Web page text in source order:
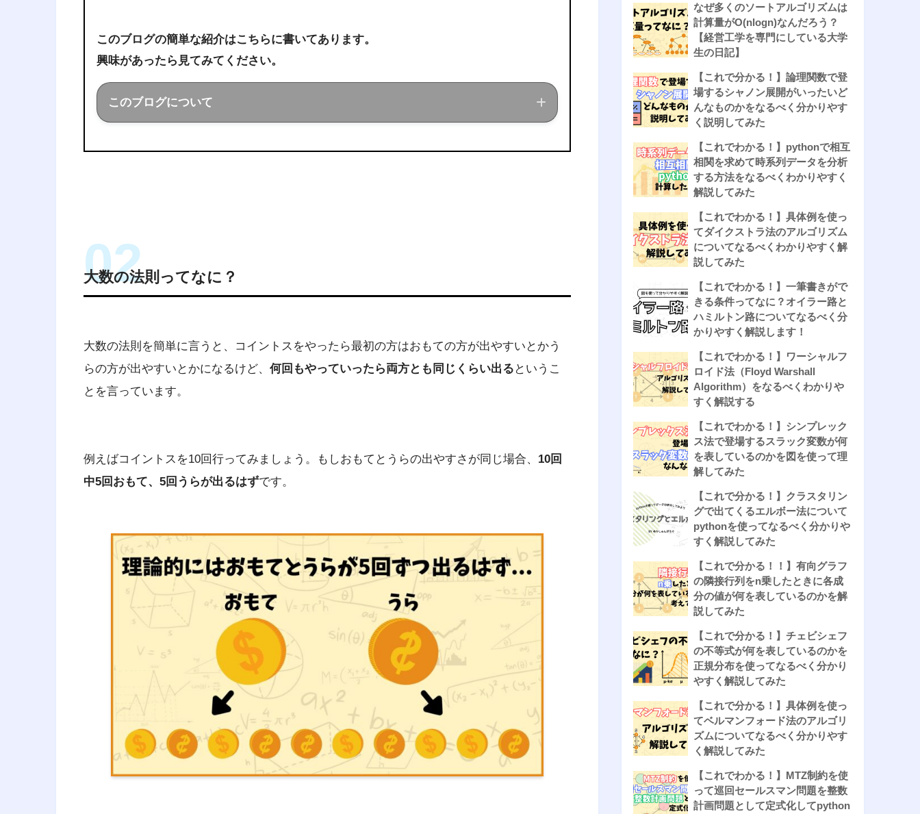
このブログの簡単な紹介はこちらに書いてあります。
興味があったら見てみてください。
このブログについて
活動である。そのシステムから得られる結果を明示し、予測し、評価するため
に、工学的な分析・設計の原理・方法とともに、数学、物理および社会科学の
引用元 :経営工学 – Wikipedia
経営、経済の課題を理系的な観点から解決する学問
です。
大数の法則ってなに？
大数の法則を簡単に言うと、コイントスをやったら最初の方はおもての方が出やすいとかう
らの方が出やすいとかになるけど、 何回もやっていったら両方とも同じくらい出る というこ
とを言っています。
例えばコイントスを10回行ってみましょう。もしおもてとうらの出やすさが同じ場合、 10回
中5回おもて、5回うらが出るはずです。
なぜ多くのソートアルゴリズムは
計算量がO(nlogn)なんだろう？
【経営工学を専門にしている大学
生の日記】
【これで分かる！】論理関数で登
場するシャノン展開がいったいど
んなものかをなるべく分かりやす
く説明してみた
【これでわかる！】pythonで相互
相関を求めて時系列データを分析
する方法をなるべくわかりやすく
解説してみた
【これでわかる！】具体例を使っ
てダイクストラ法のアルゴリズム
についてなるべくわかりやすく解
説してみた
【これでわかる！】一筆書きがで
きる条件ってなに？オイラー路と
ハミルトン路についてなるべく分
かりやすく解説します！
【これでわかる！】ワーシャルフ
ロイド法（Floyd Warshall
Algorithm）をなるべくわかりや
すく解説する
【これでわかる！】シンプレック
ス法で登場するスラック変数が何
を表しているのかを図を使って理
解してみた
【これで分かる！】クラスタリン
グで出てくるエルボー法について
pythonを使ってなるべく分かりや
すく解説してみた
【これで分かる！！】有向グラフ
の隣接行列をn乗したときに各成
分の値が何を表しているのかを解
説してみた
【これで分かる！】チェビシェフ
の不等式が何を表しているのかを
正規分布を使ってなるべく分かり
やすく解説してみた
【これで分かる！】具体例を使っ
てベルマンフォード法のアルゴリ
ズムについてなるべく分かりやす
く解説してみた
【これでわかる！】MTZ制約を使
って巡回セールスマン問題を整数
計画問題として定式化してpython